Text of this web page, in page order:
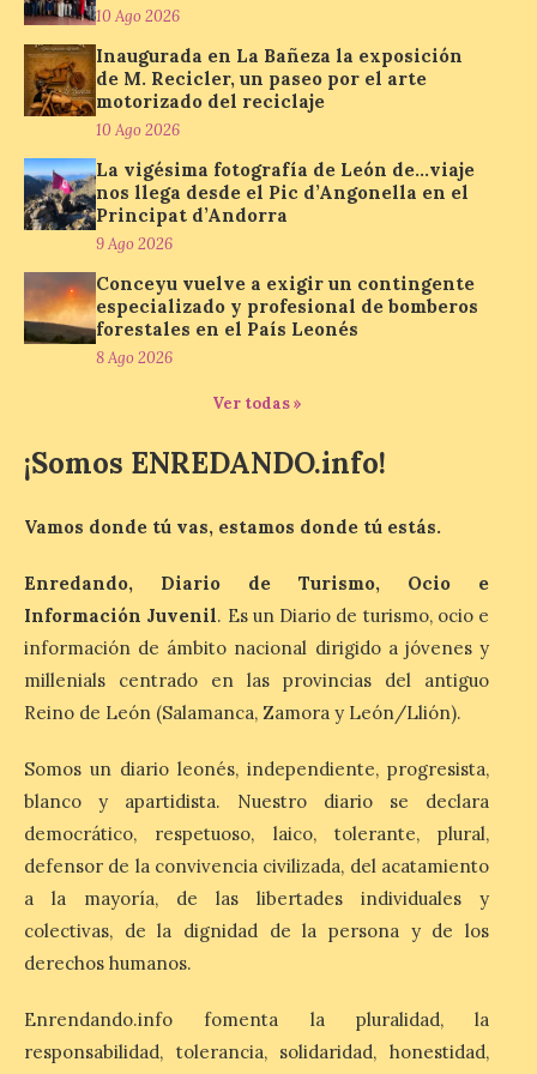
días a las 10:30 y a las 12:30
inscripción previa para
participar. El Gobierno de Aragón, en
colaboración con la Mancomunidad del
Alto Valle del Aragón y otras entidades […]
Inaugurada en Samos la
muestra Hospitalidad
monástica
10 Ago 2026
los monasterios como
espacios de acogida. La
municipios rurales
vinculados al Camino de Santiago y
la hospitalidad monástica mediante una
exposición itinerante de acceso libre. El
El delegado del Gobierno
participa en la XVII Feria
Agroalimentaria de El
Espino, una cita que pone
gastronomía y la artesanía
del Bierzo
10 Ago 2026
El Espino el compromiso
con los pueblos y el medio
capacidad de los pequeños municipios
para generar actividad económica, atraer
visitantes y mantener vivas sus
10 Ago 2026
Inaugurada en La Bañeza la exposición
de M. Recicler, un paseo por el arte
motorizado del reciclaje
10 Ago 2026
La vigésima fotografía de León de…viaje
nos llega desde el Pic d’Angonella en el
Principat d’Andorra
9 Ago 2026
Conceyu vuelve a exigir un contingente
especializado y profesional de bomberos
forestales en el País Leonés
8 Ago 2026
Ver todas »
¡Somos ENREDANDO.info!
Vamos donde tú vas, estamos donde tú estás.
Enredando, Diario de Turismo, Ocio e
Información Juvenil. Es un Diario de turismo, ocio e
información de ámbito nacional dirigido a jóvenes y
millenials centrado en las provincias del antiguo
Reino de León (Salamanca, Zamora y León/Llión).
Somos un diario leonés, independiente, progresista,
blanco y apartidista. Nuestro diario se declara
democrático, respetuoso, laico, tolerante, plural,
defensor de la convivencia civilizada, del acatamiento
a la mayoría, de las libertades individuales y
colectivas, de la dignidad de la persona y de los
derechos humanos.
Enrendando.info fomenta la pluralidad, la
responsabilidad, tolerancia, solidaridad, honestidad,